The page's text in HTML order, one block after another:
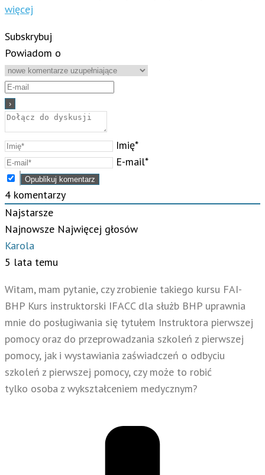
więcej
Subskrybuj
Powiadom o
Imię*
E-mail*
4 komentarzy
Najstarsze
Najnowsze Najwięcej głosów
Karola
5 lata temu
Witam, mam pytanie, czy zrobienie takiego kursu FAI-
BHP Kurs instruktorski IFACC dla służb BHP uprawnia
mnie do posługiwania się tytułem Instruktora pierwszej
pomocy oraz do przeprowadzania szkoleń z pierwszej
pomocy, jak i wystawiania zaświadczeń o odbyciu
szkoleń z pierwszej pomocy, czy może to robić
tylko osoba z wykształceniem medycznym?